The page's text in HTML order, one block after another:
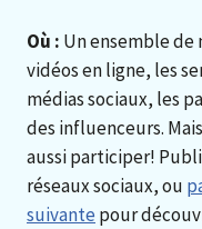
Où : Un ensemble de
vidéos en ligne, les
médias sociaux, les
des influenceurs.
aussi participer!
réseaux sociaux, ou
suivante pour